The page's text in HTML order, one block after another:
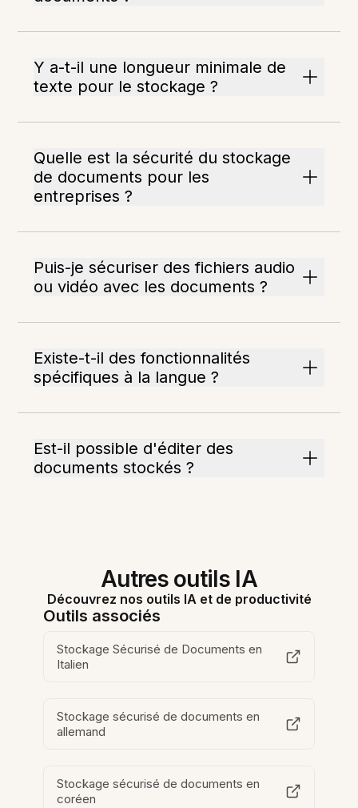
Y a-t-il une longueur minimale de
texte pour le stockage ?
Quelle est la sécurité du stockage
de documents pour les
entreprises ?
Puis-je sécuriser des fichiers audio
ou vidéo avec les documents ?
Existe-t-il des fonctionnalités
spécifiques à la langue ?
Est-il possible d'éditer des
documents stockés ?
Autres outils IA
Découvrez nos outils IA et de productivité
Outils associés
Stockage Sécurisé de Documents en
Italien
Stockage sécurisé de documents en
allemand
Stockage sécurisé de documents en
coréen